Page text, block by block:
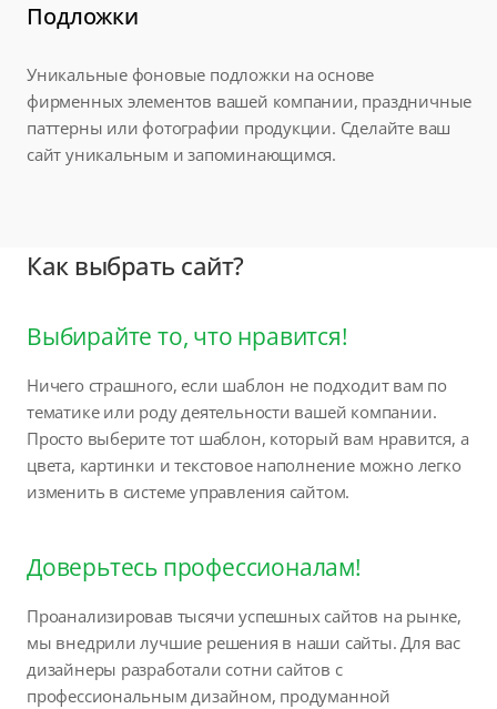
Подложки
Уникальные фоновые подложки на основе
фирменных элементов вашей компании, праздничные
паттерны или фотографии продукции. Сделайте ваш
сайт уникальным и запоминающимся.
Как выбрать сайт?
Выбирайте то, что нравится!
Ничего страшного, если шаблон не подходит вам по
тематике или роду деятельности вашей компании.
Просто выберите тот шаблон, который вам нравится, а
цвета, картинки и текстовое наполнение можно легко
изменить в системе управления сайтом.
Доверьтесь профессионалам!
Проанализировав тысячи успешных сайтов на рынке,
мы внедрили лучшие решения в наши сайты. Для вас
дизайнеры разработали сотни сайтов с
профессиональным дизайном, продуманной